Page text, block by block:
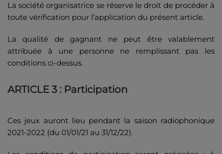
La société organisatrice se réserve le droit de procéder à
toute vérification pour l’application du présent article.
La qualité de gagnant ne peut être valablement
attribuée à une personne ne remplissant pas les
conditions ci-dessus.
ARTICLE 3 : Participation
Ces jeux auront lieu pendant la saison radiophonique
2021-2022 (du 01/01/21 au 31/12/22).